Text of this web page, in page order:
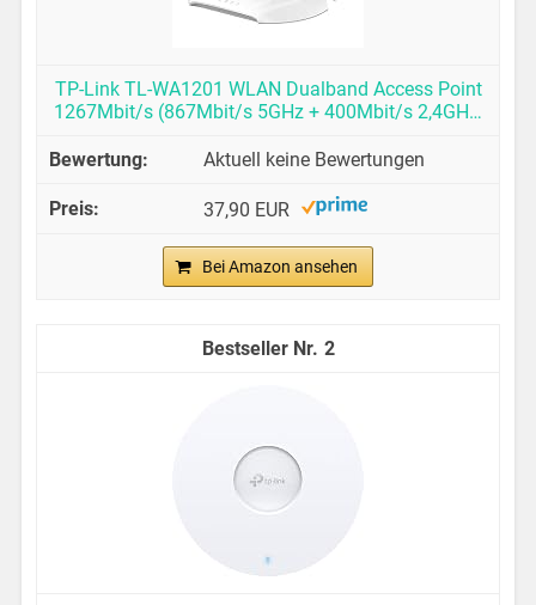
TP-Link TL-WA1201 WLAN Dualband Access Point
1267Mbit/s (867Mbit/s 5GHz + 400Mbit/s 2,4GH…
Aktuell keine Bewertungen
37,90 EUR
Bei Amazon ansehen
2